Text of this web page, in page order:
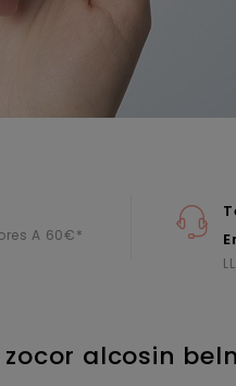
A 60€*
zocor alcosin